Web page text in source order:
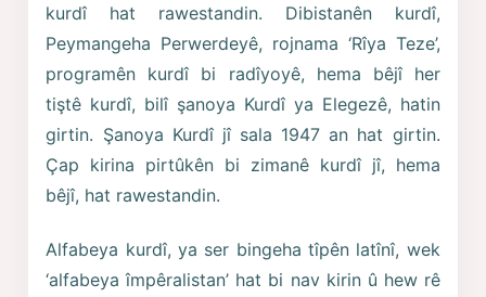
kurdî hat rawestandin. Dibistanên kurdî,
Peymangeha Perwerdeyê, rojnama ‘Rîya Teze’,
programên kurdî bi radîyoyê, hema bêjî her
tiştê kurdî, bilî şanoya Kurdî ya Elegezê, hatin
girtin. Şanoya Kurdî jî sala 1947 an hat girtin.
Çap kirina pirtûkên bi zimanê kurdî jî, hema
bêjî, hat rawestandin.
Alfabeya kurdî, ya ser bingeha tîpên latînî, wek
‘alfabeya împêralistan’ hat bi nav kirin û hew rê